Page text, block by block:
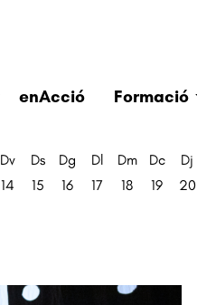
enAcció Formació
Dv
14
Ds
15
Dg
16
Dl
17
Dm
18
Dc
19
Dj
20